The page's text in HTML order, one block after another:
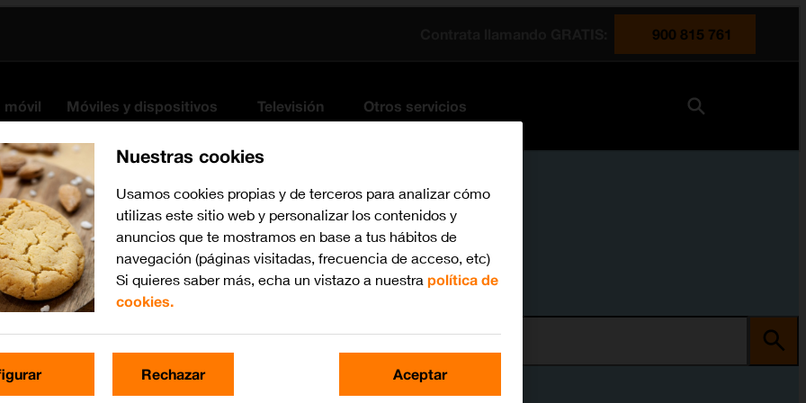
900 815 761
móvil Móviles y dispositivos Televisión Otros servicios
Nuestras cookies
Usamos cookies propias y de terceros para analizar cómo
utilizas este sitio web y personalizar los contenidos y
anuncios que te mostramos en base a tus hábitos de
navegación (páginas visitadas, frecuencia de acceso, etc)
Si quieres saber más, echa un vistazo a nuestrapolítica de
cookies.
Rechazar Aceptar